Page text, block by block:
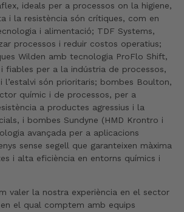
ideals per a processos on la higiene,
i la resistència són crítiques, com en
i alimentació; TDF Systems,
processos i reduir costos operatius;
Wilden amb tecnologia ProFlo Shift,
fiables per a la indústria de processos,
són prioritaris; bombes Boulton,
químic i de processos, per a
a productes agressius i la
i bombes Sundyne (HMD Krontro i
avançada per a aplicacions
sense segell que garanteixen màxima
i alta eficiència en entorns químics i
valer la nostra experiència en el sector
en el qual comptem amb equips